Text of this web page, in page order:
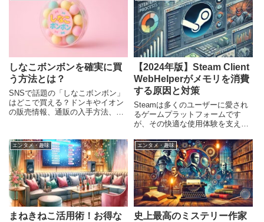
しなこボンボンを確実に買
う方法とは？
SNSで話題の「しなこボンボン」
はどこで買える？ドンキやイオン
の販売情報、通販の入手方法、リ
【2024年版】Steam Client
WebHelperがメモリを消費
する原因と対策
Steamは多くのユーザーに愛され
るゲームプラットフォームです
が、その快適な使用体験を支える
題も発生します。特にSteam
Client WebHelperのメモリ消費
は、多くのユーザーにとって頭痛
の種です。こ
エンタメ・趣味
まねきねこ活用術！お得な
エンタメ・趣味
史上最高のミステリー作家